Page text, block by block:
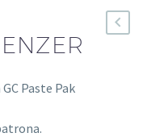
Paste Pak